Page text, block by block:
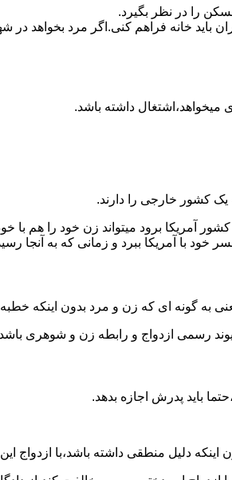
را در نظر بگیرد.
باید خانه فراهم کنی.اگر مرد بخواهد
میخواهد،اشتغال داشته باشد.
کشور خارجی را دارند.
کشور آمریکا برود میتواند زن خود را
خود با آمریکا ببرد و زمانی که به آنجا
به گونه ای که زن و مرد بدون اینکه
رسمی ازدواج و رابطه زن و شوهری
باید پدرش اجازه بدهد.
دلیل منطقی داشته باشد،با ازدواج